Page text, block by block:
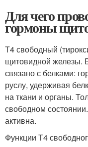
Для чего
гормоны
Т4 свободный
щитовидной железы.
связано с белками:
руслу, удерживая
на ткани и органы.
свободном
активна.
Функции Т4